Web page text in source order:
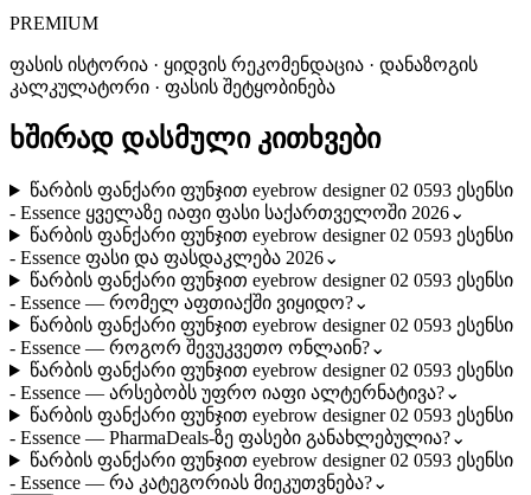
PREMIUM
ფასის ისტორია · ყიდვის რეკომენდაცია · დანაზოგის
კალკულატორი · ფასის შეტყობინება
ხშირად დასმული კითხვები
წარბის ფანქარი ფუნჯით eyebrow designer 02 0593 ესენსი
- Essence ყველაზე იაფი ფასი საქართველოში 2026⌄
წარბის ფანქარი ფუნჯით eyebrow designer 02 0593 ესენსი
- Essence ფასი და ფასდაკლება 2026⌄
წარბის ფანქარი ფუნჯით eyebrow designer 02 0593 ესენსი
- Essence — რომელ აფთიაქში ვიყიდო?⌄
წარბის ფანქარი ფუნჯით eyebrow designer 02 0593 ესენსი
- Essence — როგორ შევუკვეთო ონლაინ?⌄
წარბის ფანქარი ფუნჯით eyebrow designer 02 0593 ესენსი
- Essence — არსებობს უფრო იაფი ალტერნატივა?⌄
წარბის ფანქარი ფუნჯით eyebrow designer 02 0593 ესენსი
- Essence — PharmaDeals-ზე ფასები განახლებულია?⌄
წარბის ფანქარი ფუნჯით eyebrow designer 02 0593 ესენსი
- Essence — რა კატეგორიას მიეკუთვნება?⌄